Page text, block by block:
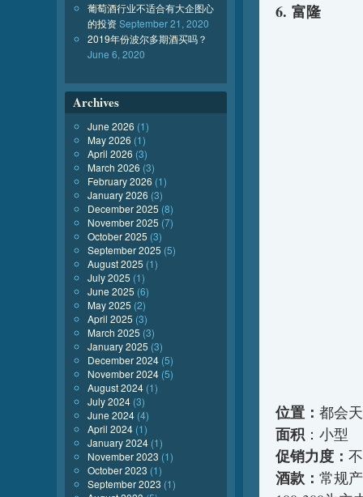
6. 富隆
位置： 都会
面积 ：小型
促销力度：
酒款： 常规
葡萄酒行业不适合有大企图心
的投资September 21, 2020
2019年份波尔多期酒买吗？
June 6, 2020
Archives
June 2026 (1)
May 2026 (1)
April 2026 (3)
March 2026 (3)
February 2026 (1)
January 2026 (3)
December 2025 (8)
November 2025 (7)
October 2025 (3)
September 2025 (5)
August 2025 (1)
July 2025 (1)
June 2025 (6)
May 2025 (2)
April 2025 (3)
March 2025 (3)
January 2025 (3)
December 2024 (5)
November 2024 (5)
August 2024 (1)
July 2024 (3)
June 2024 (4)
April 2024 (1)
January 2024 (1)
November 2023 (1)
October 2023 (1)
September 2023 (1)